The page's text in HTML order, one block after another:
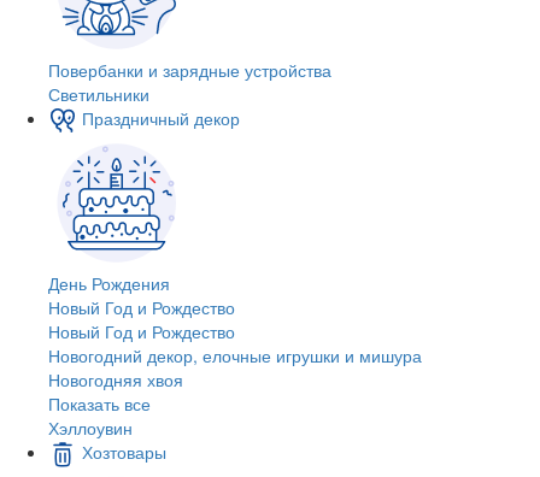
Повербанки и зарядные устройства
Светильники
Праздничный декор
День Рождения
Новый Год и Рождество
Новый Год и Рождество
Новогодний декор, елочные игрушки и мишура
Новогодняя хвоя
Показать все
Хэллоувин
Хозтовары